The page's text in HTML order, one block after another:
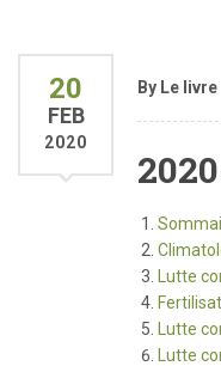
20
FEB
2020
By Le livre
Lutte
Lutte
Lutte